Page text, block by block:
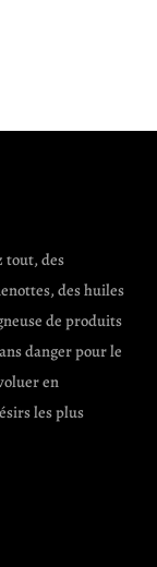
tout, des
des huiles
de produits
danger pour le
en
les plus